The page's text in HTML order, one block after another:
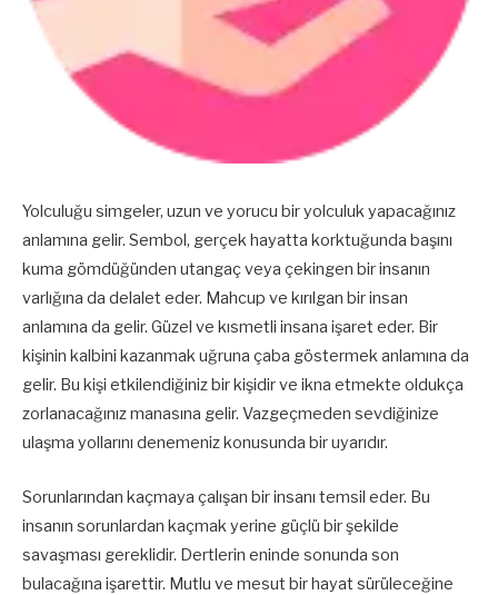
Yolculuğu simgeler, uzun ve yorucu bir yolculuk yapacağınız
anlamına gelir. Sembol, gerçek hayatta korktuğunda başını
kuma gömdüğünden utangaç veya çekingen bir insanın
varlığına da delalet eder. Mahcup ve kırılgan bir insan
anlamına da gelir. Güzel ve kısmetli insana işaret eder. Bir
kişinin kalbini kazanmak uğruna çaba göstermek anlamına da
gelir. Bu kişi etkilendiğiniz bir kişidir ve ikna etmekte oldukça
zorlanacağınız manasına gelir. Vazgeçmeden sevdiğinize
ulaşma yollarını denemeniz konusunda bir uyarıdır.
Sorunlarından kaçmaya çalışan bir insanı temsil eder. Bu
insanın sorunlardan kaçmak yerine güçlü bir şekilde
savaşması gereklidir. Dertlerin eninde sonunda son
bulacağına işarettir. Mutlu ve mesut bir hayat sürüleceğine